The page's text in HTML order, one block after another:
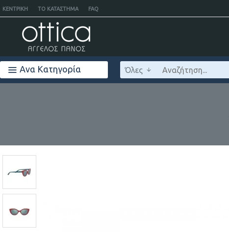
ΚΕΝΤΡΙΚΉ ΤΟ ΚΑΤΆΣΤΗΜΑ FAQ
Ανα Κατηγορία Όλες